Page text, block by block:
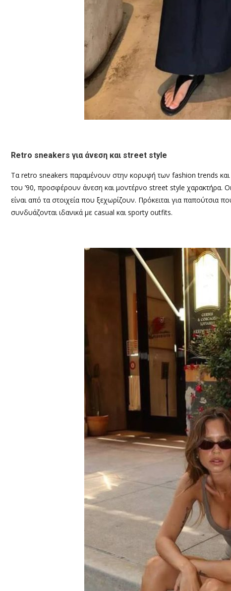
Retro sneakers για άνεση και street style
Τα retro sneakers παραμένουν στην κορυφή των fashion trends και
του ’90, προσφέρουν άνεση και μοντέρνο street style χαρακτήρα.
είναι από τα στοιχεία που ξεχωρίζουν. Πρόκειται για παπούτσια
συνδυάζονται ιδανικά με casual και sporty outfits.